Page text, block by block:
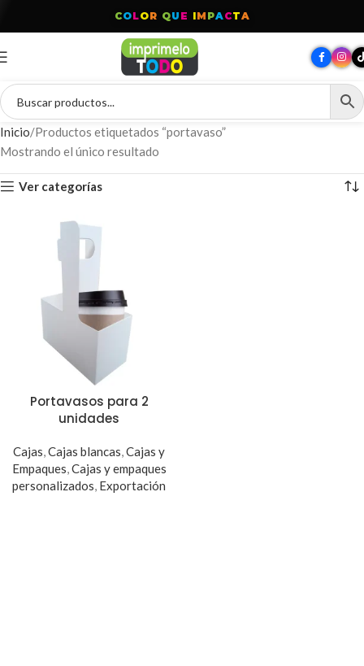
COLOR QU E IM PACTA
Inicio Productos etiquetados “portavaso”
Mostrando el único resultado
Ver categorías
Portavasos para 2
unidades
Cajas,Cajas blancas,Cajas y
Empaques,Cajas y empaques
personalizados, Exportación